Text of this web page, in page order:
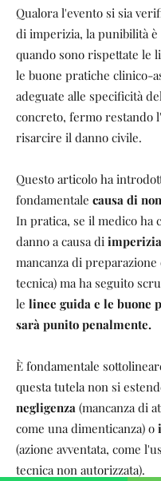
Qualora l'evento si sia
di imperizia, la punibilità è
quando sono rispettate le
le buone pratiche clinico-
adeguate alle specificità
concreto, fermo restando
risarcire il danno civile.
Questo articolo ha
fondamentale causa di
In pratica, se il medico ha
danno a causa di imperizia
mancanza di preparazione
tecnica) ma ha seguito
le linee guida e le buone
sarà punito penalmente.
È fondamentale
questa tutela non si
negligenza (mancanza di
come una dimenticanza) o
(azione avventata, come
tecnica non autorizzata).